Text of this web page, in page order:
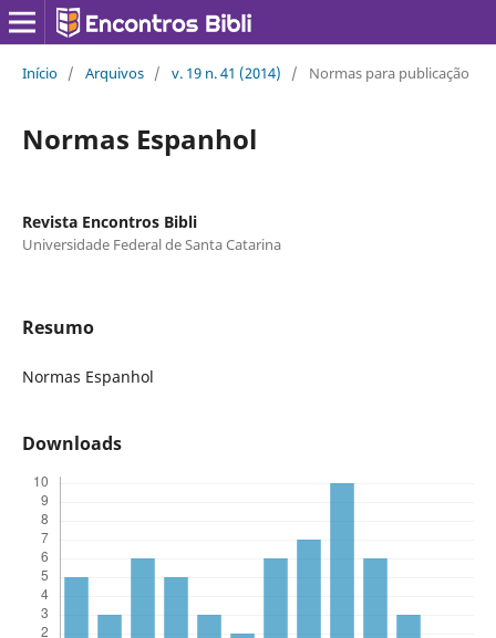
Início / Arquivos / v. 19 n. 41 (2014) / Normas para publicação
Normas Espanhol
Revista Encontros Bibli
Universidade Federal de Santa Catarina
Resumo
Normas Espanhol
Downloads